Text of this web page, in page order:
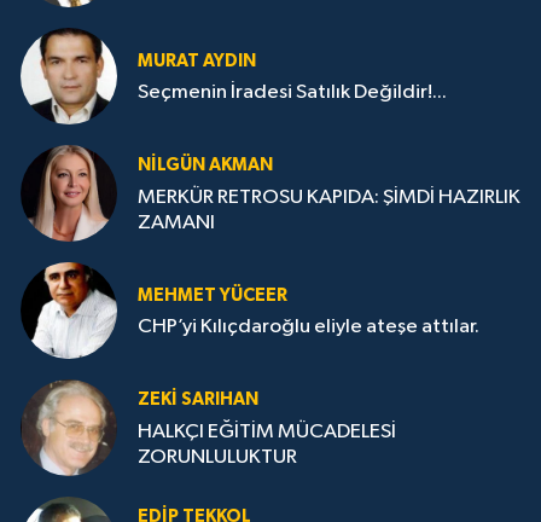
MURAT AYDIN
Seçmenin İradesi Satılık Değildir!...
NILGÜN AKMAN
MERKÜR RETROSU KAPIDA: ŞİMDİ HAZIRLIK
ZAMANI
MEHMET YÜCEER
CHP’yi Kılıçdaroğlu eliyle ateşe attılar.
ZEKI SARIHAN
HALKÇI EĞİTİM MÜCADELESİ
ZORUNLULUKTUR
EDIP TEKKOL